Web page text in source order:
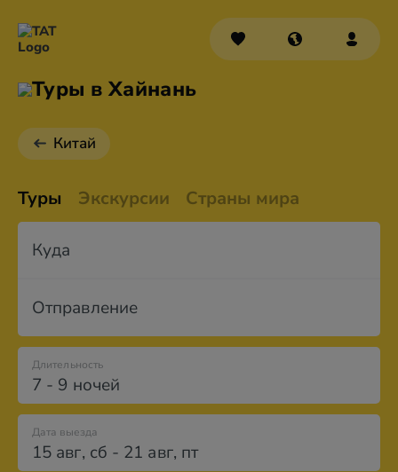
Туры в Хайнань
Китай
Туры Экскурсии Страны мира
Куда
Отправление
7 - 9 ночей
Длительность
Дата выезда
15 авг, сб - 21 авг, пт